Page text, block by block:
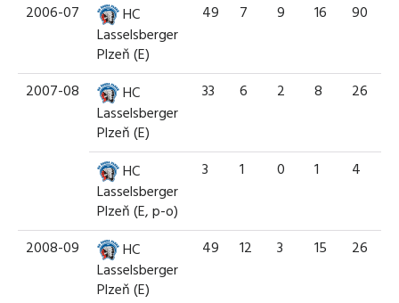
2006-07
HC
Lasselsberger
Plzeň (E)
49 7 9 16 90
2007-08
HC
Lasselsberger
Plzeň (E)
33 6 2 8 26
HC
Lasselsberger
Plzeň (E, p-o)
3 1 0 1 4
2008-09
HC
Lasselsberger
Plzeň (E)
49 12 3 15 26